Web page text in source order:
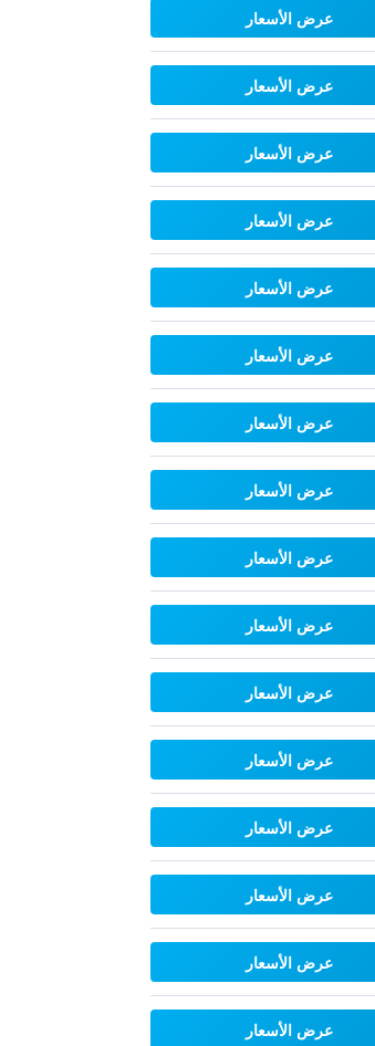
عرض الأسعار
عرض الأسعار
عرض الأسعار
عرض الأسعار
عرض الأسعار
عرض الأسعار
عرض الأسعار
عرض الأسعار
عرض الأسعار
عرض الأسعار
عرض الأسعار
عرض الأسعار
عرض الأسعار
عرض الأسعار
عرض الأسعار
عرض الأسعار